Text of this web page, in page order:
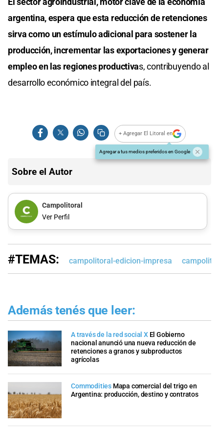
argentina, espera que esta reducción de retenciones
sirva como un estímulo adicional para sostener la
producción, incrementar las exportaciones y generar
empleo en las regiones productivas, contribuyendo al
desarrollo económico integral del país.
+ Agregar El Litoral en
Agregar a tus medios preferidos en Google
Sobre el Autor
Campolitoral
Ver Perfil
#TEMAS: campolitoral-edicion-impresa
Además tenés que leer:
A través de la red social X El Gobierno
nacional anunció una nueva reducción de
retenciones a granos y subproductos
agrícolas
Commodities Mapa comercial del trigo en
Argentina: producción, destino y contratos